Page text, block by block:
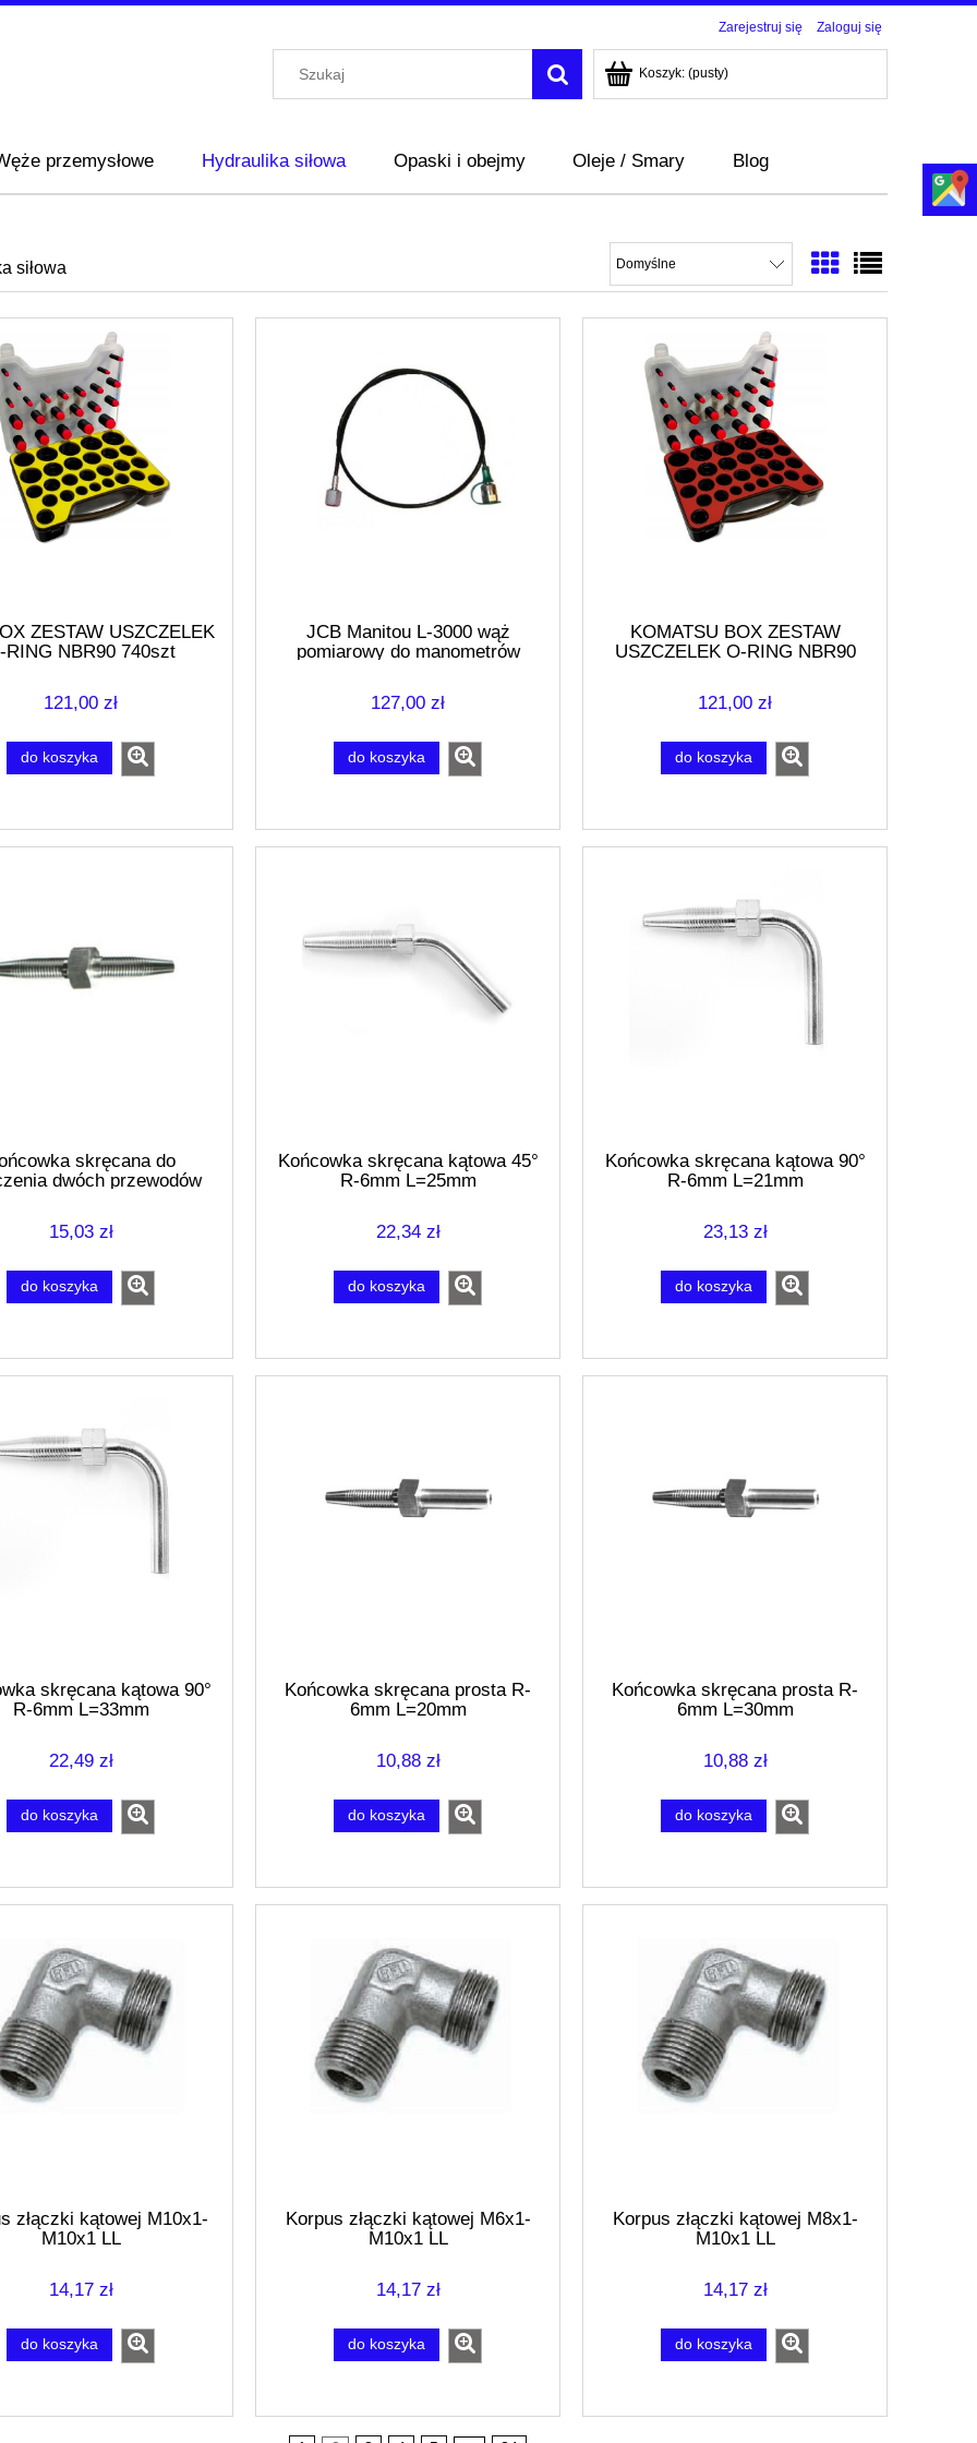
Zarejestruj się Zaloguj się
Koszyk: (pusty)
przemysłowe Hydraulika siłowa Opaski i obejmy Oleje / Smary Blog
siłowa
ZESTAW USZCZELEK
RING NBR90 740szt
121,00 zł
do koszyka
JCB Manitou L-3000 wąż
pomiarowy do manometrów
127,00 zł
do koszyka
KOMATSU BOX ZESTAW
USZCZELEK O-RING NBR90
121,00 zł
do koszyka
skręcana do
dwóch przewodów
15,03 zł
do koszyka
Końcowka skręcana kątowa 45°
R-6mm L=25mm
22,34 zł
do koszyka
Końcowka skręcana kątowa 90°
R-6mm L=21mm
23,13 zł
do koszyka
skręcana kątowa 90°
R-6mm L=33mm
22,49 zł
do koszyka
Końcowka skręcana prosta R-
6mm L=20mm
10,88 zł
do koszyka
Końcowka skręcana prosta R-
6mm L=30mm
10,88 zł
do koszyka
złączki kątowej M10x1-
M10x1 LL
14,17 zł
do koszyka
Korpus złączki kątowej M6x1-
M10x1 LL
14,17 zł
do koszyka
Korpus złączki kątowej M8x1-
M10x1 LL
14,17 zł
do koszyka